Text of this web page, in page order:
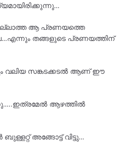
ആ പ്രണയത്തെ
തങ്ങളുടെ പ്രണയത്തിന്
വലിയ സങ്കടക്കടൽ ആണ് ഈ
ആഴത്തിൽ
അങ്ങോട്ട് വിട്ടു…